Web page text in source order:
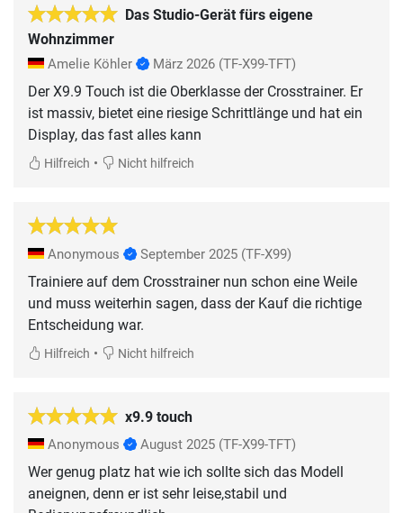
Das Studio-Gerät fürs eigene
Wohnzimmer
Amelie Köhler März 2026 (TF-X99-TFT)
Der X9.9 Touch ist die Oberklasse der Crosstrainer. Er
ist massiv, bietet eine riesige Schrittlänge und hat ein
Display, das fast alles kann
Hilfreich • Nicht hilfreich
Anonymous September 2025 (TF-X99)
Trainiere auf dem Crosstrainer nun schon eine Weile
und muss weiterhin sagen, dass der Kauf die richtige
Entscheidung war.
Hilfreich • Nicht hilfreich
x9.9 touch
Anonymous August 2025 (TF-X99-TFT)
Wer genug platz hat wie ich sollte sich das Modell
aneignen, denn er ist sehr leise,stabil und